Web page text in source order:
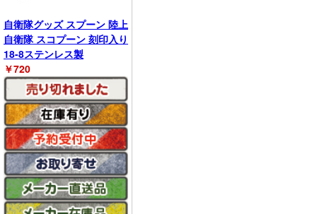
自衛隊グッズ スプーン 陸上
自衛隊 スコプーン 刻印入り
18-8ステンレス製
￥720